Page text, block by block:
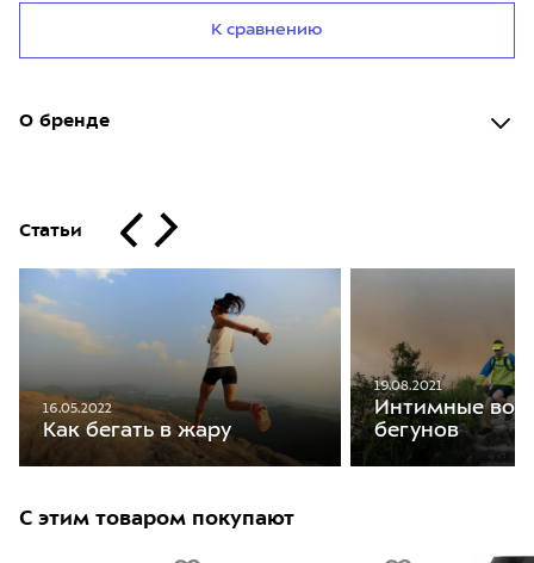
К сравнению
О бренде
Статьи
16.05.2022
Как бегать в жару
19.08.2021
Интимные
бегунов
С этим товаром покупают